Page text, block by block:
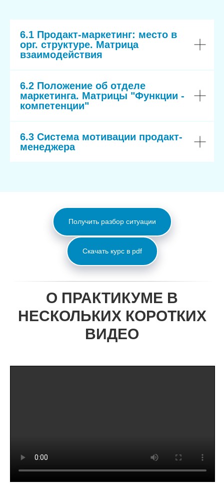
6.1 Продакт-маркетинг: место в
орг. структуре. Матрица
взаимодействия
6.2 Положение об отделе
маркетинга. Матрицы "Функции -
компетенции"
6.3 Система мотивации продакт-
менеджера
Получить разбор ситуации
Скачать курс в pdf
О ПРАКТИКУМЕ В
НЕСКОЛЬКИХ КОРОТКИХ
ВИДЕО